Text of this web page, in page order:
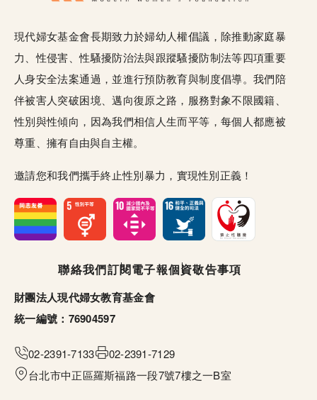
現代婦女基金會長期致力於婦幼人權倡議，除推動家庭暴
力、性侵害、性騷擾防治法與跟蹤騷擾防制法等四項重要
人身安全法案通過，並進行預防教育與制度倡導。我們陪
伴被害人突破困境、邁向復原之路，服務對象不限國籍、
性別與性傾向，因為我們相信人生而平等，每個人都應被
尊重、擁有自由與自主權。
邀請您和我們攜手終止性別暴力，實現性別正義！
聯絡我們訂閱電子報個資敬告事項
財團法人現代婦女教育基金會
統一編號：76904597
02-2391-7133
02-2391-7129
台北市中正區羅斯福路一段7號7樓之一B室